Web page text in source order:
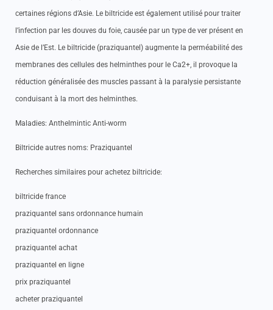
certaines régions d’Asie. Le biltricide est également utilisé pour traiter
l’infection par les douves du foie, causée par un type de ver présent en
Asie de l’Est. Le biltricide (praziquantel) augmente la perméabilité des
membranes des cellules des helminthes pour le Ca2+, il provoque la
réduction généralisée des muscles passant à la paralysie persistante
conduisant à la mort des helminthes.
Maladies: Anthelmintic Anti-worm
Biltricide autres noms: Praziquantel
Recherches similaires pour achetez biltricide:
biltricide france
praziquantel sans ordonnance humain
praziquantel ordonnance
praziquantel achat
praziquantel en ligne
prix praziquantel
acheter praziquantel